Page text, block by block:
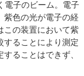
電子のビーム。電子
紫色の光が電子の経
この装置において紫
することにより測定
ることはできず、